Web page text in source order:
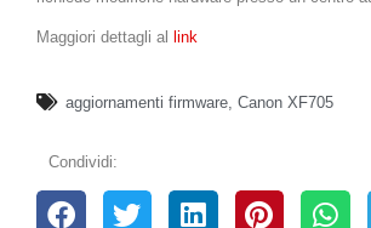
Maggiori dettagli al link
aggiornamenti firmware Canon XF705
Condividi: